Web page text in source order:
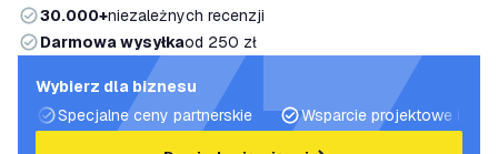
30.000+niezależnych recenzji
Darmowa wysyłkaod 250 zł
Wybierz dla biznesu
Specjalne ceny partnerskie
Wsparcie projektowe i